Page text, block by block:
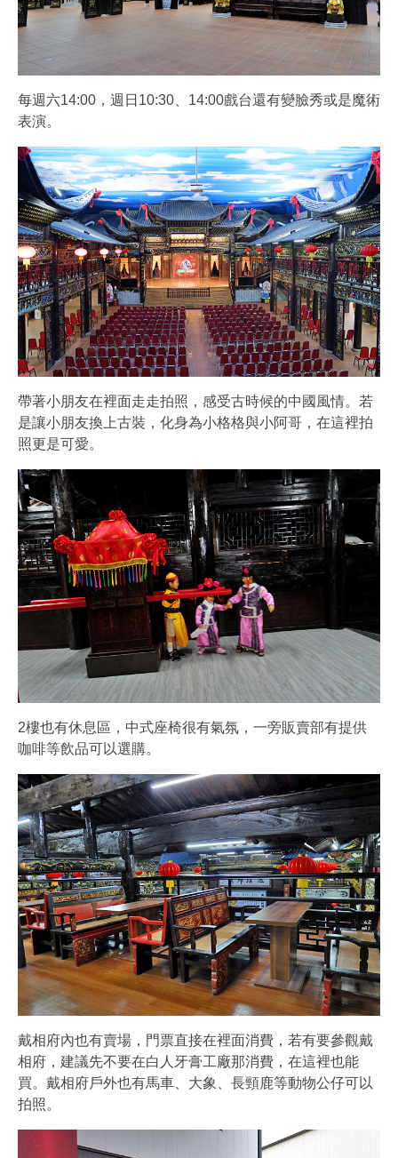
每週六14:00，週日10:30、14:00戲台還有變臉秀或是魔術
表演。
帶著小朋友在裡面走走拍照，感受古時候的中國風情。若
是讓小朋友換上古裝，化身為小格格與小阿哥，在這裡拍
照更是可愛。
2樓也有休息區，中式座椅很有氣氛，一旁販賣部有提供
咖啡等飲品可以選購。
戴相府內也有賣場，門票直接在裡面消費，若有要參觀戴
相府，建議先不要在白人牙膏工廠那消費，在這裡也能
買。戴相府戶外也有馬車、大象、長頸鹿等動物公仔可以
拍照。